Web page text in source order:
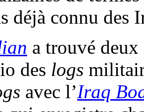
déjà connu des
a trouvé
des logs
avec l’Iraq